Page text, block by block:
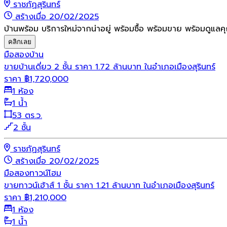
ราชภัฏสุรินทร์
สร้างเมื่อ 20/02/2025
บ้านพร้อม บริการใหม่จากน่าอยู่ พร้อมซื้อ พร้อมขาย พร้อมดูแล
คลิกเลย
มือสองบ้าน
ขายบ้านเดี่ยว 2 ชั้น ราคา 1.72 ล้านบาท ในอำเภอเมืองสุรินทร์
ราคา ฿1,720,000
1 ห้อง
1 น้ำ
53 ตร.ว.
2 ชั้น
ราชภัฏสุรินทร์
สร้างเมื่อ 20/02/2025
มือสองทาวน์โฮม
ขายทาวน์เฮ้าส์ 1 ชั้น ราคา 1.21 ล้านบาท ในอำเภอเมืองสุรินทร์
ราคา ฿1,210,000
1 ห้อง
1 น้ำ